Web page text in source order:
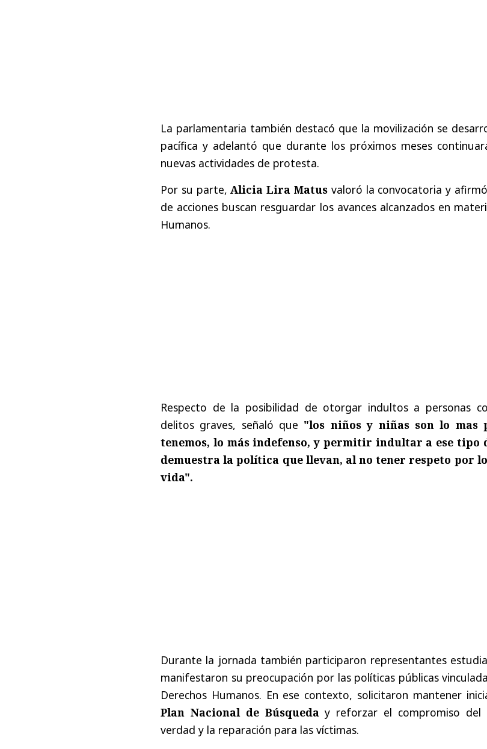
La parlamentaria también destacó que la movilización se
pacífica y adelantó que durante los próximos meses
nuevas actividades de protesta.
Por su parte,Alicia Lira Matusvaloró la convocatoria y
de acciones buscan resguardar los avances alcanzados en
Humanos.
Respecto de la posibilidad de otorgar indultos a personas
delitos graves, señaló que "los niños y niñas son lo mas
tenemos, lo más indefenso, y permitir indultar a ese tipo
demuestra la política que llevan, al no tener respeto por
vida".
Durante la jornada también participaron representantes
manifestaron su preocupación por las políticas públicas
Derechos Humanos. En ese contexto, solicitaron mantener
Plan Nacional de Búsqueda y reforzar el compromiso del
verdad y la reparación para las víctimas.